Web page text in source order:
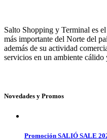
Salto Shopping y Terminal es
más importante del Norte del
además de su actividad
servicios en un ambiente cálido
Novedades y Promos
Promoción SALIÓ SALE